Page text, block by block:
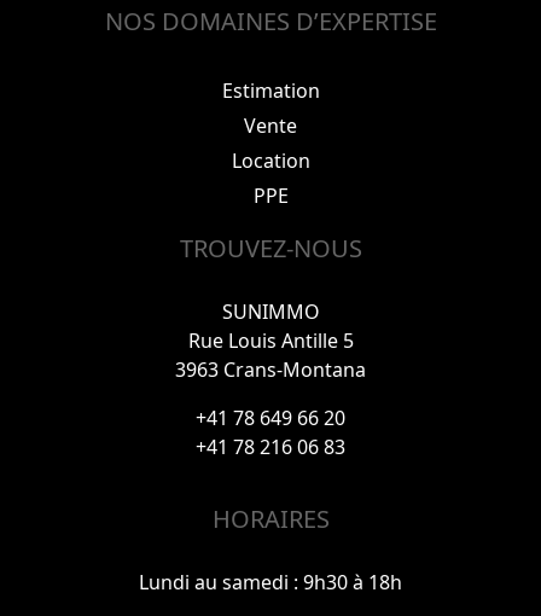
NOS DOMAINES D’EXPERTISE
Estimation
Vente
Location
PPE
TROUVEZ-NOUS
SUNIMMO
Rue Louis Antille 5
3963 Crans-Montana
+41 78 649 66 20
+41 78 216 06 83
HORAIRES
Lundi au samedi : 9h30 à 18h